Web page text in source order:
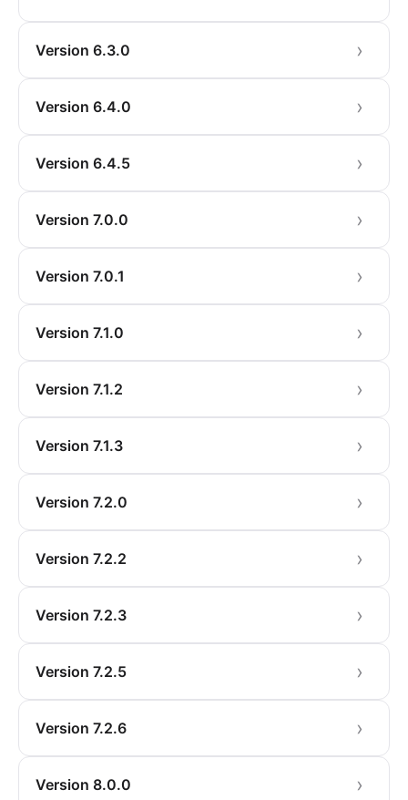
Version 6.3.0
Version 6.4.0
Version 6.4.5
Version 7.0.0
Version 7.0.1
Version 7.1.0
Version 7.1.2
Version 7.1.3
Version 7.2.0
Version 7.2.2
Version 7.2.3
Version 7.2.5
Version 7.2.6
Version 8.0.0